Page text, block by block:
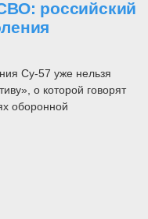
российский
Су-57 уже нельзя
о которой говорят
оборонной